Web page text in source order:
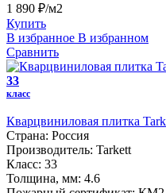
1 890 ₽/м2
Купить
В избранное В избранном
Сравнить
33
класс
Кварцвиниловая плитка
Страна: Россия
Производитель: Tarkett
Класс: 33
Толщина, мм: 4.6